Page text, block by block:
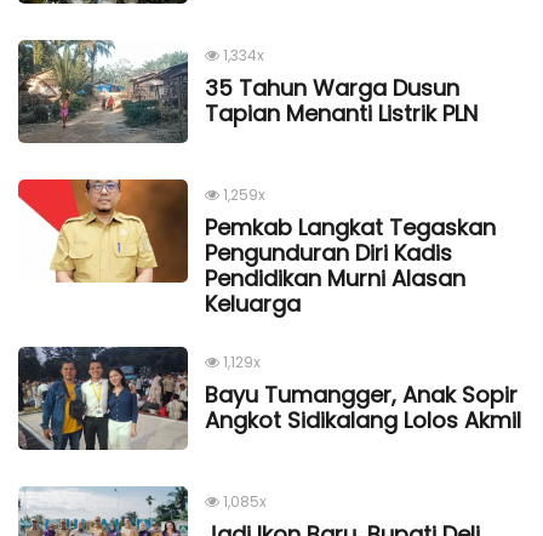
1,334x
35 Tahun Warga Dusun
Tapian Menanti Listrik PLN
1,259x
Pemkab Langkat Tegaskan
Pengunduran Diri Kadis
Pendidikan Murni Alasan
Keluarga
1,129x
Bayu Tumangger, Anak Sopir
Angkot Sidikalang Lolos Akmil
1,085x